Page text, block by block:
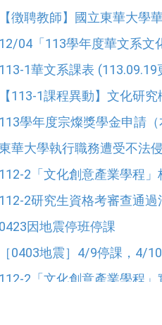
【徴聘教師】國立東華大學
12/04「113學年度華文系文
113-1華文系課表 (113.09.19
【113-1課程異動】文化研
113學年度宗燦獎學金申請（
華大學執行職務遭受不法
112-2「文化創意產業學程
112-2研究生資格考審查通過
0423因地震停班停課
［0403地震］4/9停課，4/
112-2「文化創意產業學程